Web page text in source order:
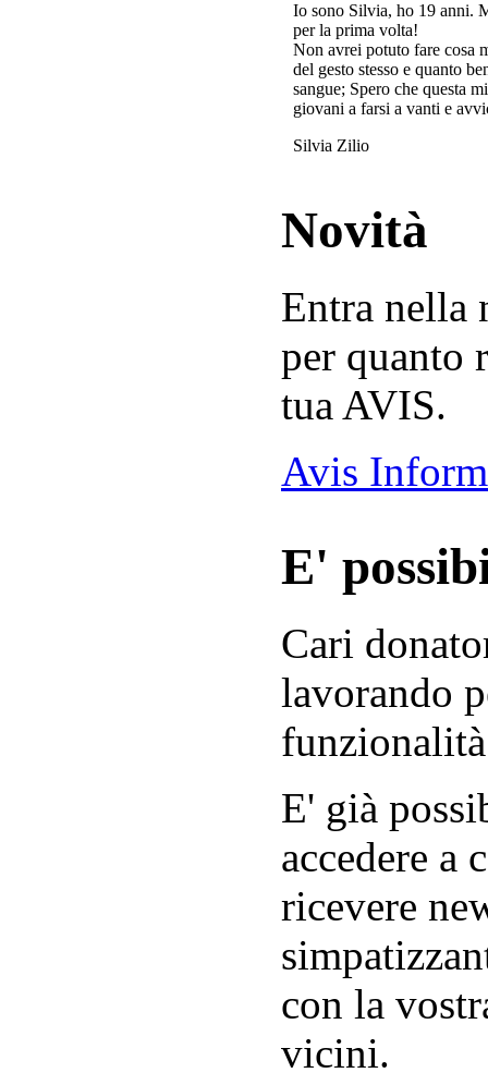
Io sono Silvia, ho 19 anni.
per la prima volta!
Non avrei potuto fare cosa
del gesto stesso e quanto
sangue; Spero che questa
giovani a farsi a vanti e
Silvia Zilio
Novità
Entra nella
per quanto
tua AVIS.
Avis
E'
Cari
lavorando
E' già
accedere a
ricevere
con la
vicini.